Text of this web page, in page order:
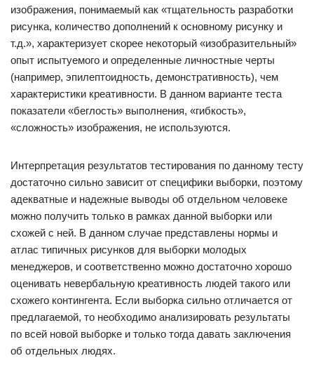
изображения, понимаемый как «тщательность разработки
рисунка, количество дополнений к основному рисунку и
т.д.», характеризует скорее некоторый «изобразительный»
опыт испытуемого и определенные личностные черты
(например, эпилептоидность, демонстративность), чем
характеристики креативности. В данном варианте теста
показатели «беглость» выполнения, «гибкость»,
«сложность» изображения, не используются.
Интерпретация результатов тестирования по данному тесту
достаточно сильно зависит от специфики выборки, поэтому
адекватные и надежные выводы об отдельном человеке
можно получить только в рамках данной выборки или
схожей с ней. В данном случае представлены нормы и
атлас типичных рисунков для выборки молодых
менеджеров, и соответственно можно достаточно хорошо
оценивать невербальную креативность людей такого или
схожего контингента. Если выборка сильно отличается от
предлагаемой, то необходимо анализировать результаты
по всей новой выборке и только тогда давать заключения
об отдельных людях.